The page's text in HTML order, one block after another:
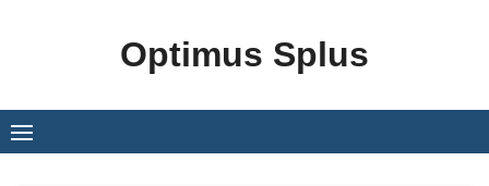
Optimus Splus